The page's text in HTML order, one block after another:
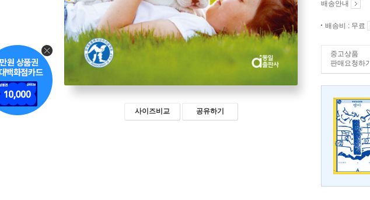
사이즈비교 공유하기
배송안내
배송비 : 무료
중고상품
판매요청하기